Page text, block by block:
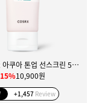
알로에 54.2 아쿠아 톤업 선스크린 50ml
15%10,900원
+1,457 Review